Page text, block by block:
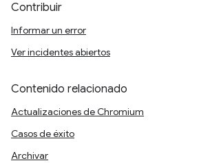
Contribuir
Informar un error
Ver incidentes abiertos
Contenido relacionado
Actualizaciones de Chromium
Casos de éxito
Archivar